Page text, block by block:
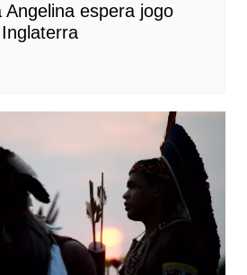
Angelina espera jogo